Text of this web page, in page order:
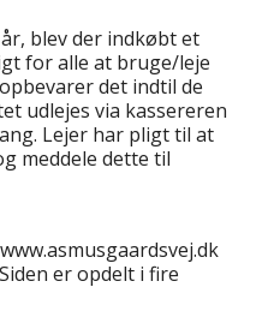
blev der indkøbt et
for alle at bruge/leje
det indtil de
udlejes via kassereren
Lejer har pligt til at
meddele dette til
er opdelt i fire